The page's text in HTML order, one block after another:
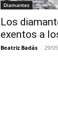
Diamantes
Los
exentos a
Beatriz Badás - 29/